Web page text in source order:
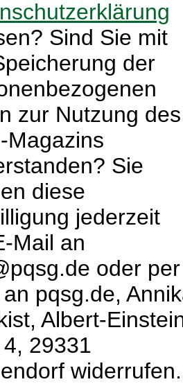
Sind Sie mit
der
zur Nutzung des
Magazins
Sie
diese
jederzeit
Mail an
oder per
pqsg.de,
Albert-
29331
widerrufen.